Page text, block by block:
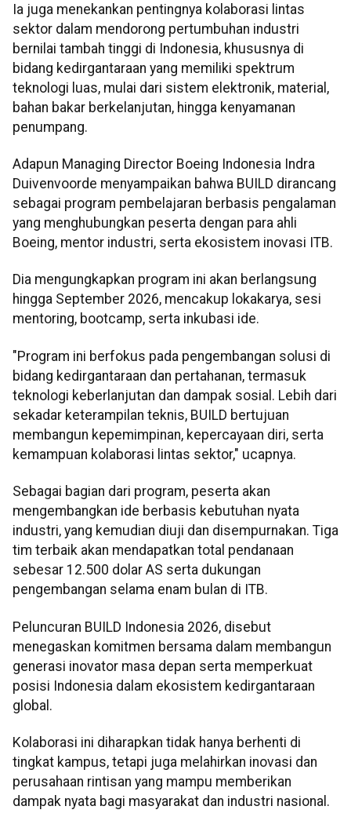
Ia juga menekankan pentingnya kolaborasi lintas
sektor dalam mendorong pertumbuhan industri
bernilai tambah tinggi di Indonesia, khususnya di
bidang kedirgantaraan yang memiliki spektrum
teknologi luas, mulai dari sistem elektronik, material,
bahan bakar berkelanjutan, hingga kenyamanan
penumpang.
Adapun Managing Director Boeing Indonesia Indra
Duivenvoorde menyampaikan bahwa BUILD dirancang
sebagai program pembelajaran berbasis pengalaman
yang menghubungkan peserta dengan para ahli
Boeing, mentor industri, serta ekosistem inovasi ITB.
Dia mengungkapkan program ini akan berlangsung
hingga September 2026, mencakup lokakarya, sesi
mentoring, bootcamp, serta inkubasi ide.
"Program ini berfokus pada pengembangan solusi di
bidang kedirgantaraan dan pertahanan, termasuk
teknologi keberlanjutan dan dampak sosial. Lebih dari
sekadar keterampilan teknis, BUILD bertujuan
membangun kepemimpinan, kepercayaan diri, serta
kemampuan kolaborasi lintas sektor," ucapnya.
Sebagai bagian dari program, peserta akan
mengembangkan ide berbasis kebutuhan nyata
industri, yang kemudian diuji dan disempurnakan. Tiga
tim terbaik akan mendapatkan total pendanaan
sebesar 12.500 dolar AS serta dukungan
pengembangan selama enam bulan di ITB.
Peluncuran BUILD Indonesia 2026, disebut
menegaskan komitmen bersama dalam membangun
generasi inovator masa depan serta memperkuat
posisi Indonesia dalam ekosistem kedirgantaraan
global.
Kolaborasi ini diharapkan tidak hanya berhenti di
tingkat kampus, tetapi juga melahirkan inovasi dan
perusahaan rintisan yang mampu memberikan
dampak nyata bagi masyarakat dan industri nasional.